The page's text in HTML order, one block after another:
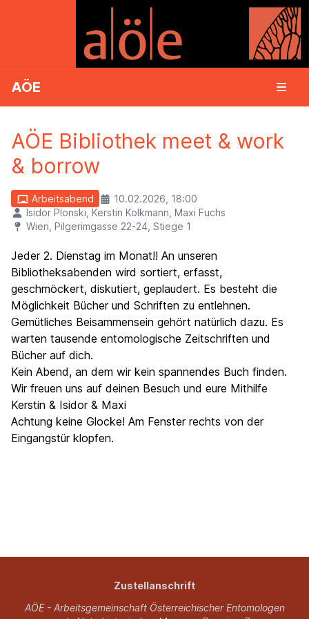
AÖE
AÖE Bibliothek meet & work
& borrow
Arbeitsabend
10.02.2026, 18:00
Isidor Plonski, Kerstin Kolkmann, Maxi Fuchs
Wien, Pilgerimgasse 22-24, Stiege 1
Jeder 2. Dienstag im Monat!! An unseren
Bibliotheksabenden wird sortiert, erfasst,
geschmöckert, diskutiert, geplaudert. Es besteht die
Möglichkeit Bücher und Schriften zu entlehnen.
Gemütliches Beisammensein gehört natürlich dazu. Es
warten tausende entomologische Zeitschriften und
Bücher auf dich.
Kein Abend, an dem wir kein spannendes Buch finden.
Wir freuen uns auf deinen Besuch und eure Mithilfe
Kerstin & Isidor & Maxi
Achtung keine Glocke! Am Fenster rechts von der
Eingangstür klopfen.
Zustellanschrift
AÖE - Arbeitsgemeinschaft Österreichischer Entomologen